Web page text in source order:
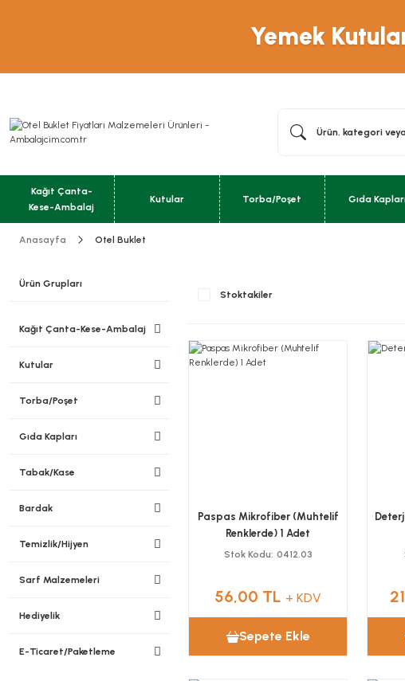
Yemek
Kağıt Çanta-
Kese-Ambalaj
Kutular Torba/Poşet Gıda
Anasayfa Otel Buklet
Ürün Grupları
Kağıt Çanta-Kese-Ambalaj
Kutular
Torba/Poşet
Gıda Kapları
Tabak/Kase
Bardak
Temizlik/Hijyen
Sarf Malzemeleri
Hediyelik
E-Ticaret/Paketleme
Stoktakiler
Paspas Mikrofiber (Muhtelif
Renklerde) 1 Adet
Stok Kodu 0412.03
56,00 TL + KDV
Sepete Ekle